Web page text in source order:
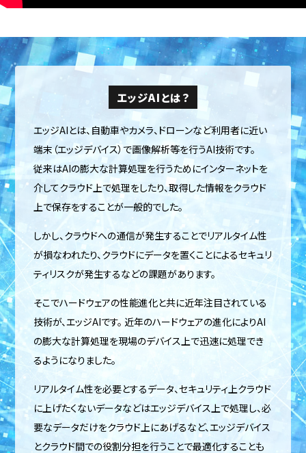
エッジAIとは？
エッジAIとは、自動車やカメラ、ドローンなど利用者に近い
端末（エッジデバイス）で画像解析等を行うAI技術です。
従来はAIの膨大な計算処理を行うためにインターネットを
介してクラウド上で処理をしたり、取得した情報をクラウド
上で保存をすることが一般的でした。
しかし、クラウドへの通信が発生することでリアルタイム性
が損なわれたり、クラウドにデータを置くことによるセキュリ
ティリスクが発生するなどの課題があります。
そこでハードウェアの性能進化と共に近年注目されている
技術が、エッジAIです。 近年のハードウェアの進化によりAI
の膨大な計算処理を現場のデバイス上で迅速に処理でき
るようになりました。
リアルタイム性を必要とするデータ、セキュリティ上クラウド
に上げたくないデータなどはエッジデバイス上で処理し、必
要なデータだけをクラウド上にあげるなど、エッジデバイス
とクラウド間での役割分担を行うことで最適化することも